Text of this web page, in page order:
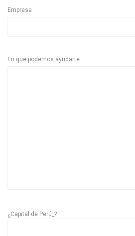
Empresa
En que podemos ayudarte
¿Capital de Perú_?